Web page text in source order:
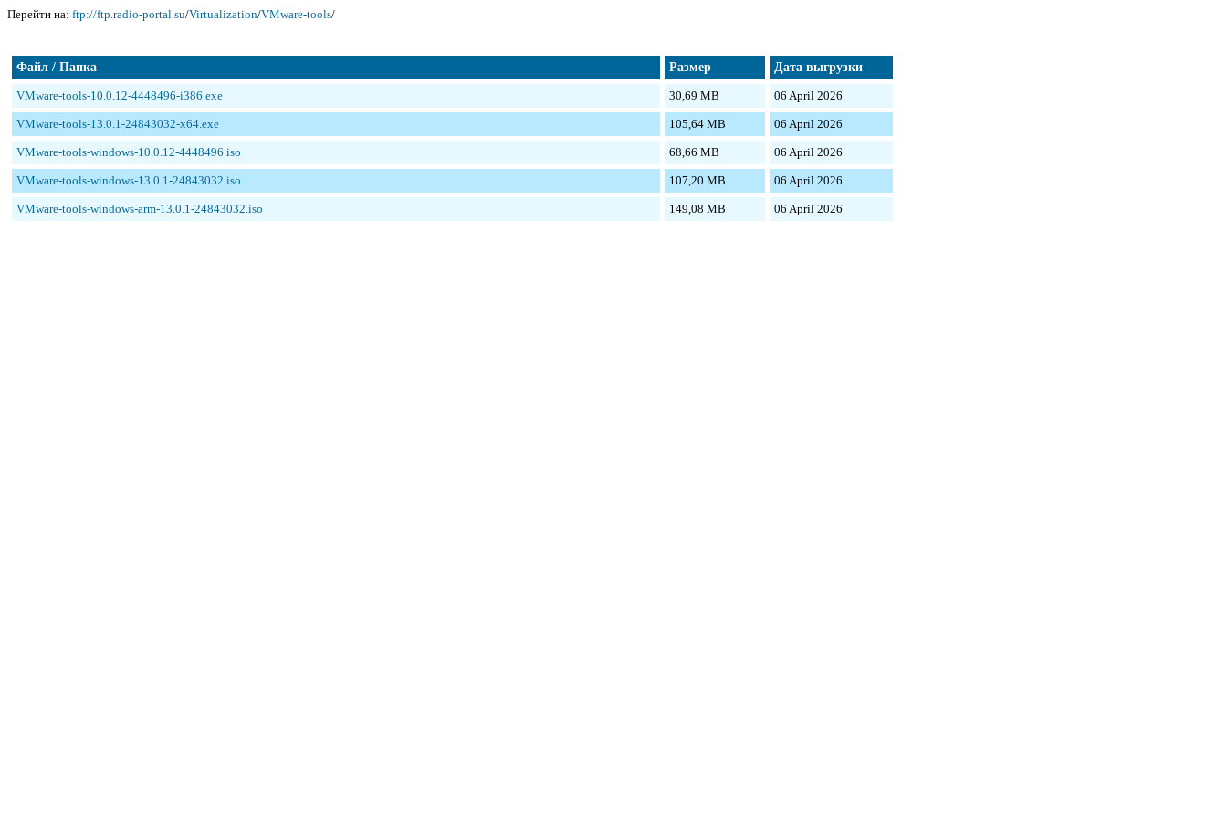
Перейти на: ftp://ftp.radio-portal.su/Virtualization/VMware-tools/
Файл / Папка Размер Дата выгрузки
VMware-tools-10.0.12-4448496-i386.exe 30,69 MB 06 April 2026
VMware-tools-13.0.1-24843032-x64.exe 105,64 MB 06 April 2026
VMware-tools-windows-10.0.12-4448496.iso 68,66 MB 06 April 2026
VMware-tools-windows-13.0.1-24843032.iso 107,20 MB 06 April 2026
VMware-tools-windows-arm-13.0.1-24843032.iso 149,08 MB 06 April 2026